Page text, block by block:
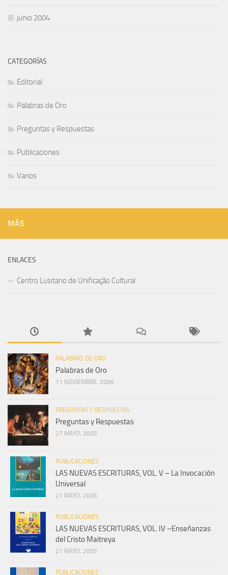
junio 2004
CATEGORÍAS
Editorial
Palabras de Oro
Preguntas y Respuestas
Publicaciones
Varios
MÁS
ENLACES
Centro Lusitano de Unificação Cultural
PALABRAS DE ORO
Palabras de Oro
11 NOVIEMBRE, 2006
PREGUNTAS Y RESPUESTAS
Preguntas y Respuestas
27 MAYO, 2005
PUBLICACIONES
LAS NUEVAS ESCRITURAS, VOL. V – La Invocación
Universal
21 MAYO, 2005
PUBLICACIONES
LAS NUEVAS ESCRITURAS, VOL. IV –Enseñanzas
del Cristo Maitreya
21 MAYO, 2005
PUBLICACIONES